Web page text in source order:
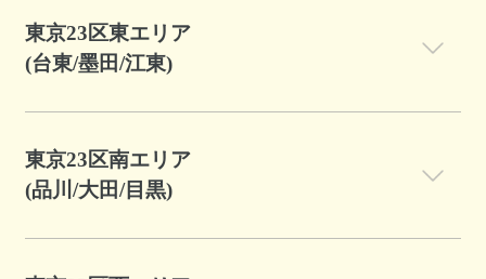
東京23区東エリア
(台東/墨田/江東)
東京23区南エリア
(品川/大田/目黒)